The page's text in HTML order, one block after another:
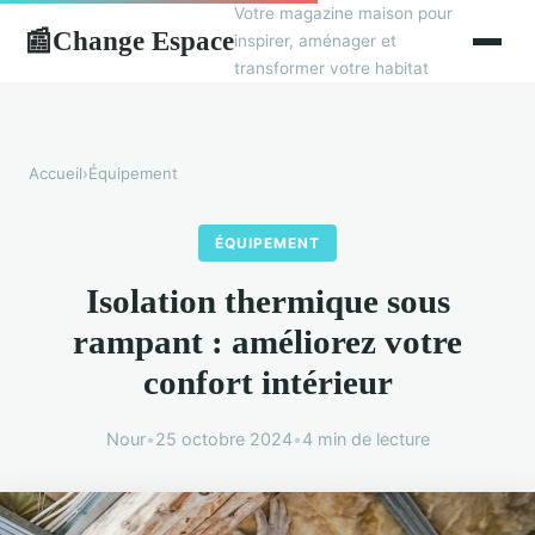
📰Change Espace
Votre magazine maison pour
inspirer, aménager et
transformer votre habitat
Accueil›Équipement
ÉQUIPEMENT
Isolation thermique sous
rampant : améliorez votre
confort intérieur
Nour•25 octobre 2024•4 min de lecture